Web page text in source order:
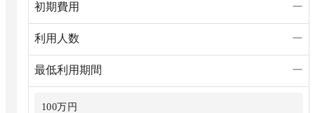
初期費用 ー
利用人数 ー
最低利用期間 ー
100万円